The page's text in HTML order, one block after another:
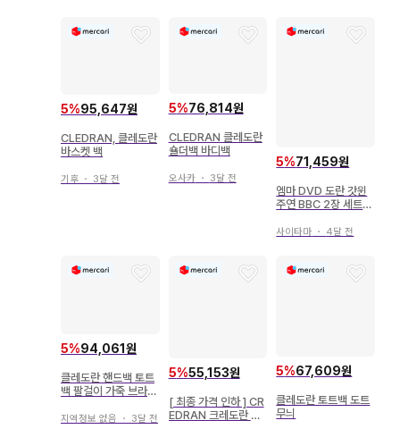
5%95,647원
CLEDRAN, 클레도란
바스켓 백
기후 ・ 3달 전
5%76,814원
CLEDRAN 클레도란
숄더백 바디백
오사카・ 3달 전
5%71,459원
엠마 DVD 도란 갓윈
주연 BBC 2장 세트
사이타마 ・ 4달 전
5%94,061원
클레도란 핸드백 토트
백 팔걸이 가죽 브라운
지역정보 없음 ・ 3달 전
5%55,153원
[ 최종 가격 인하 ] CR
EDRAN 크레도란 숄
5%67,609원
클레도란 토트백 도트
무늬